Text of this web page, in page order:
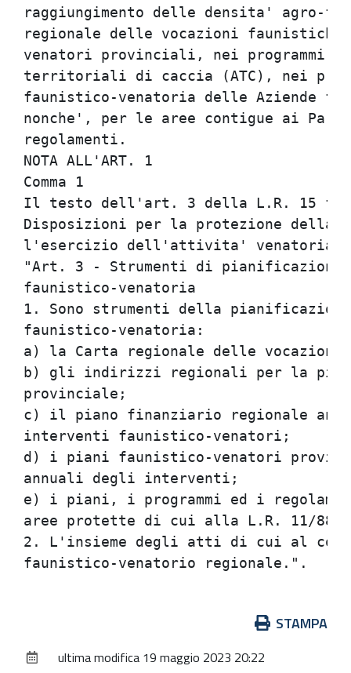
raggiungimento delle
regionale delle vocazioni
venatori provinciali, nei
territoriali di caccia
faunistico-venatoria delle
nonche', per le aree contigue
NOTA
Il testo dell'art. 3 della L.R.
Disposizioni per la
l'esercizio
"Art. 3 - Strumenti di
1. Sono strumenti della
a) la Carta regionale delle
b) gli indirizzi regionali per la
c) il piano finanziario
interventi
d) i piani faunistico-
annuali
e) i piani, i programmi ed i
aree protette di
2. L'insieme degli atti di
documento
STAMPA
ultima modifica 19 maggio 2023 20:22